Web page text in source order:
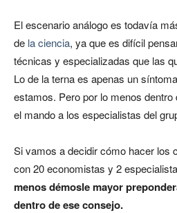
El escenario análogo es todavía
de la ciencia, ya que es difícil
técnicas y especializadas que las
Lo de la terna es apenas un
estamos. Pero por lo menos
el mando a los especialistas del
Si vamos a decidir cómo hacer los
con 20 economistas y 2
menos démosle mayor
dentro de ese consejo.